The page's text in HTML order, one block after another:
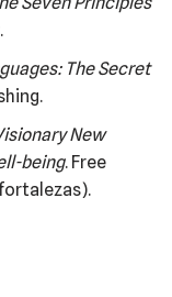
The Secret
New
being. Free